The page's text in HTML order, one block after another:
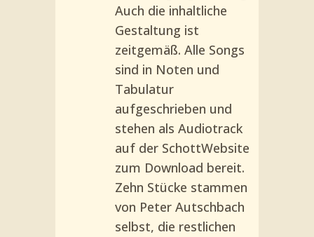
Auch die inhaltliche
Gestaltung ist
zeitgemäß. Alle Songs
sind in Noten und
Tabula­tur
aufgeschrieben und
stehen als Audiotrack
auf der Schott­Website
zum Download bereit.
Zehn Stücke stammen
von Peter Autschbach
selbst, die restli­chen